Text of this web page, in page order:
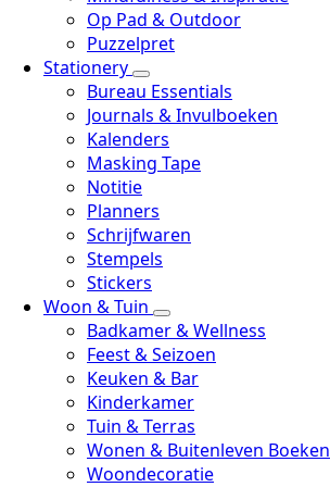
Op Pad & Outdoor
Puzzelpret
Stationery
Bureau Essentials
Journals & Invulboeken
Kalenders
Masking Tape
Notitie
Planners
Schrijfwaren
Stempels
Stickers
Woon & Tuin
Badkamer & Wellness
Feest & Seizoen
Keuken & Bar
Kinderkamer
Tuin & Terras
Wonen & Buitenleven Boeken
Woondecoratie